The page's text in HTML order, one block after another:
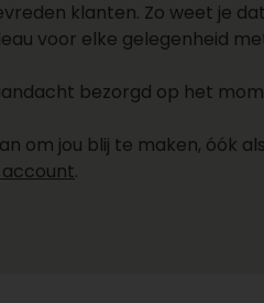
klanten. Zo weet je
voor elke gelegenheid
bezorgd op het
om jou blij te maken, óók
account.